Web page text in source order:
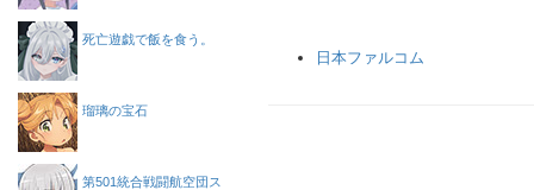
日本ファルコム
死亡遊戯で飯を食う。
瑠璃の宝石
第501統合戦闘航空団ス